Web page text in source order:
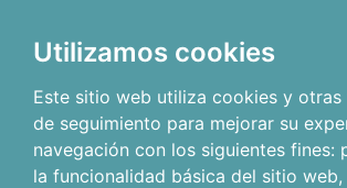
Utilizamos cookies
Este sitio web utiliza cookies y
de seguimiento para mejorar su
navegación con los siguientes fines:
la funcionalidad básica del sitio web,